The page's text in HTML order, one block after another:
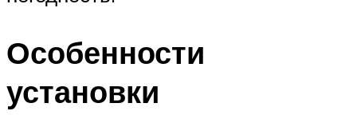
Особенности
установки